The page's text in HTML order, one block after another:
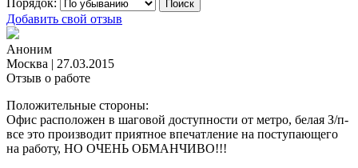
Порядок:
Добавить свой отзыв
Аноним
Москва | 27.03.2015
Отзыв о работе
Положительные стороны:
Офис расположен в шаговой доступности от метро, белая З/п-
все это производит приятное впечатление на поступающего
на работу, НО ОЧЕНЬ ОБМАНЧИВО!!!